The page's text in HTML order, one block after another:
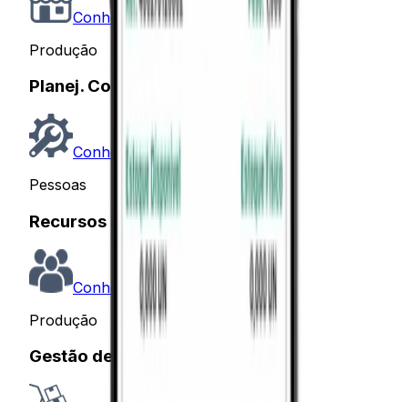
Conhecer
Produção
Planej. Controle Produção
Conhecer
Pessoas
Recursos Humanos
Conhecer
Produção
Gestão de Materiais